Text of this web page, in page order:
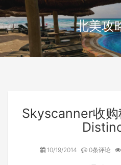
北美攻
Skyscanner收购
10/19/2014 0条评论